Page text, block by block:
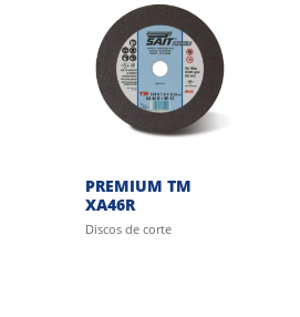
PREMIUM TM
XA46R
Discos de corte